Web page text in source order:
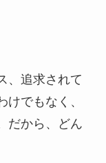
、追求されて
でもなく、
だから、どん